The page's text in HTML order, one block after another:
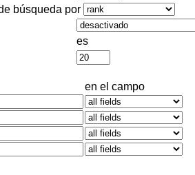
búsqueda por
es
en el campo